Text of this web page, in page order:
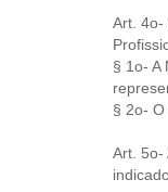
Art. 4o-
§ 1o- A
§ 2o-
Art. 5o-